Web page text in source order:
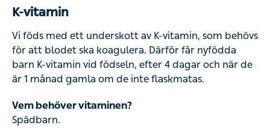
K-vitamin
Vi föds med ett underskott av K-vitamin, som behövs
för att blodet ska koagulera. Därför får nyfödda
barn K-vitamin vid födseln, efter 4 dagar och när de
är 1 månad gamla om de inte flaskmatas.
Vem behöver vitaminen?
Spädbarn.